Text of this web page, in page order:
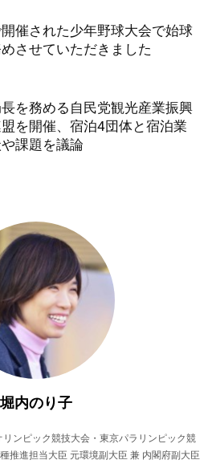
催された少年野球大会で始球
させていただきました
を務める自民党観光産業振興
を開催、宿泊4団体と宿泊業
課題を議論
堀内のり子
ンピック競技大会・東京パラリンピック競
推進担当大臣 元環境副大臣 兼 内閣府副大臣